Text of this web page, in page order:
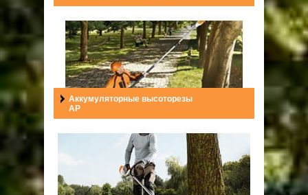
ОПЛАТА
ГАРАНТИЯ И СЕРВИС
ПОЛЬЗОВАТЕЛЬСКОЕ СОГЛАШЕНИЕ
Аккумуляторные высоторезы
AP